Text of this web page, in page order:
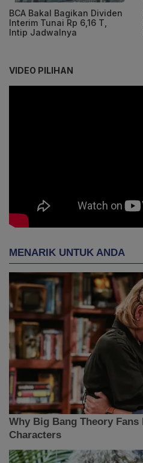
BCA Bakal Bagikan Dividen
Interim Tunai Rp 6,16 T,
Intip Jadwalnya
VIDEO PILIHAN